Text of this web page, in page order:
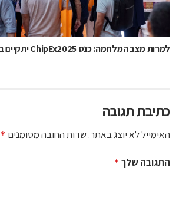
למרות מצב המלחמה: כנס ChipEx2025 יתקיים בתל אביב בשבוע הבא
כתיבת תגובה
האימייל לא יוצג באתר.שדות החובה מסומנים *
התגובה שלך *